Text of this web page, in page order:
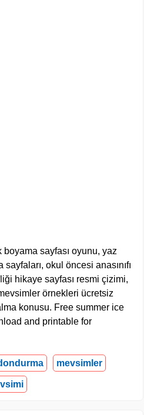
sayfası oyunu, yaz
okul öncesi anasınıfı
hikaye sayfası resmi çizimi,
örnekleri ücretsiz
konusu. Free summer ice
and printable for
mevsimler